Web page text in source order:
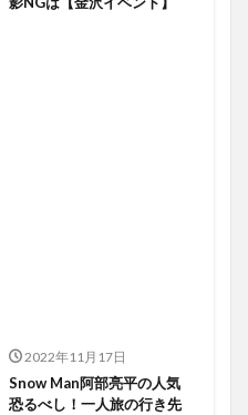
2022年11月17日
Snow Man阿部亮平の人気
恐るべし！一人旅の行き先